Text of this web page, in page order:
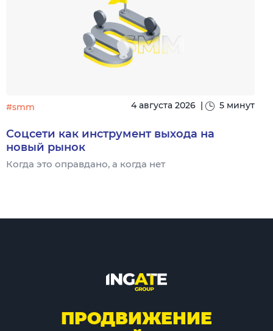
#smm 4 августа 2026 | 5 минут
Соцсети как инструмент выхода на
новый рынок
Когда это оправдано, а когда нет
ПРОДВИЖЕНИЕ